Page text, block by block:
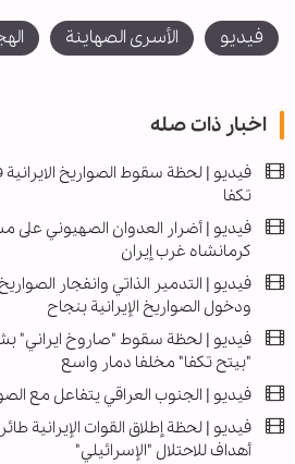
فیدیو الأسرى الصهاينة
اخبار ذات صله
فيديو | لحظة سقوط الصواريخ
تكفا
فیديو | أضرار العدوان الصهيوني على
كرمانشاه غرب إيران
فيديو | التدمير الذاتي وانفجار
ودخول الصواريخ الإيرانية بنجاح
فیديو | لحظة سقوط "صاروخ ايراني"
"بيتح تكفا" مخلفا دمار واسع
فيديو | الجنوب العراقي يتفاعل مع
فيديو | لحظة إطلاق القوات الإيرانية
أهداف للاحتلال "الإسرائيلي"